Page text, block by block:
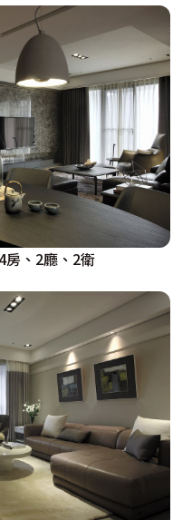
房、2廳、2衛